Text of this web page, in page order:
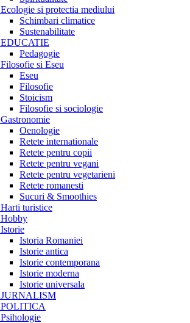
Ecologie si protectia mediului
Schimbari climatice
Sustenabilitate
EDUCATIE
Pedagogie
Filosofie si Eseu
Eseu
Filosofie
Stoicism
Filosofie si sociologie
Gastronomie
Oenologie
Retete internationale
Retete pentru copii
Retete pentru vegani
Retete pentru vegetarieni
Retete romanesti
Sucuri & Smoothies
Harti turistice
Hobby
Istorie
Istoria Romaniei
Istorie antica
Istorie contemporana
Istorie moderna
Istorie universala
JURNALISM
POLITICA
Psihologie